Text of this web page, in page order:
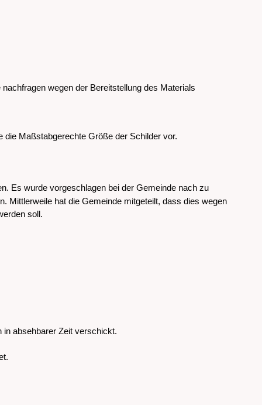
wegen der Bereitstellung des Materials
die Maßstabgerechte Größe der Schilder vor.
Es wurde vorgeschlagen bei der Gemeinde nach zu
Mittlerweile hat die Gemeinde mitgeteilt, dass dies wegen
soll.
in absehbarer Zeit verschickt.